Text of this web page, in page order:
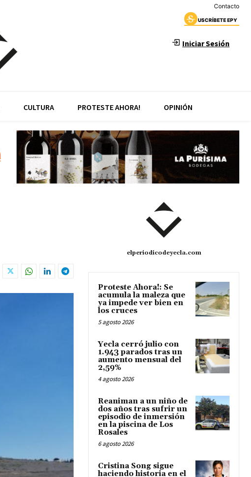
Contacto
USCRÍBETE EPY
Iniciar Sesión
CULTURA PROTESTE AHORA! OPINIÓN
elperiodicodeyecla.com
Proteste Ahora!: Se
acumula la maleza que
ya impede ver bien en
los cruces
5 agosto 2026
Yecla cerró julio con
1.943 parados tras un
aumento mensual del
2,59%
4 agosto 2026
Reaniman a un niño de
dos años tras sufrir un
episodio de inmersión
en la piscina de Los
Rosales
6 agosto 2026
Cristina Song sigue
haciendo historia en el